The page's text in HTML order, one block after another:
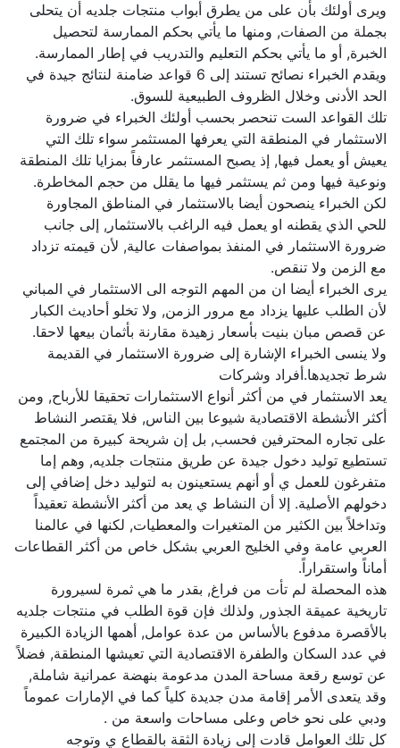
ويرى أولئك بأن على من يطرق أبواب منتجات جلديه أن يتحلى
بجملة من الصفات, ومنها ما يأتي بحكم الممارسة لتحصيل
الخبرة, أو ما يأتي بحكم التعليم والتدريب في إطار الممارسة.
ويقدم الخبراء نصائح تستند إلى 6 قواعد ضامنة لنتائج جيدة في
الحد الأدنى وخلال الظروف الطبيعية للسوق.
تلك القواعد الست تنحصر بحسب أولئك الخبراء في ضرورة
الاستثمار في المنطقة التي يعرفها المستثمر سواء تلك التي
يعيش أو يعمل فيها, إذ يصبح المستثمر عارفاً بمزايا تلك المنطقة
ونوعية فيها ومن ثم يستثمر فيها ما يقلل من حجم المخاطرة.
لكن الخبراء ينصحون أيضا بالاستثمار في المناطق المجاورة
للحي الذي يقطنه او يعمل فيه الراغب بالاستثمار, إلى جانب
ضرورة الاستثمار في المنفذ بمواصفات عالية, لأن قيمته تزداد
مع الزمن ولا تنقص.
يرى الخبراء أيضا ان من المهم التوجه الى الاستثمار في المباني
لأن الطلب عليها يزداد مع مرور الزمن, ولا تخلو أحاديث الكبار
عن قصص مبان بنيت بأسعار زهيدة مقارنة بأثمان بيعها لاحقا.
ولا ينسى الخبراء الإشارة إلى ضرورة الاستثمار في القديمة
شرط تجديدها.أفراد وشركات
يعد الاستثمار في من أكثر أنواع الاستثمارات تحقيقا للأرباح, ومن
أكثر الأنشطة الاقتصادية شيوعا بين الناس, فلا يقتصر النشاط
على تجاره المحترفين فحسب, بل إن شريحة كبيرة من المجتمع
تستطيع توليد دخول جيدة عن طريق منتجات جلديه, وهم إما
متفرغون للعمل ي أو أنهم يستعينون به لتوليد دخل إضافي إلى
دخولهم الأصلية. إلا أن النشاط ي يعد من أكثر الأنشطة تعقيداً
وتداخلاً بين الكثير من المتغيرات والمعطيات, لكنها في عالمنا
العربي عامة وفي الخليج العربي بشكل خاص من أكثر القطاعات
أماناً واستقراراً.
هذه المحصلة لم تأت من فراغ, بقدر ما هي ثمرة لسيرورة
تاريخية عميقة الجذور, ولذلك فإن قوة الطلب في منتجات جلديه
بالأقصرة مدفوع بالأساس من عدة عوامل, أهمها الزيادة الكبيرة
في عدد السكان والطفرة الاقتصادية التي تعيشها المنطقة, فضلاً
عن توسع رقعة مساحة المدن مدعومة بنهضة عمرانية شاملة,
وقد يتعدى الأمر إقامة مدن جديدة كلياً كما في الإمارات عموماً
ودبي على نحو خاص وعلى مساحات واسعة من .
كل تلك العوامل قادت إلى زيادة الثقة بالقطاع ي وتوجه